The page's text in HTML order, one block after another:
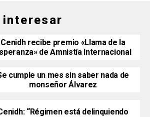
Cenidh recibe premio «Llama de la
de Amnistía Internacional
cumple un mes sin saber nada de
monseñor Álvarez
“Régimen está delinquiendo